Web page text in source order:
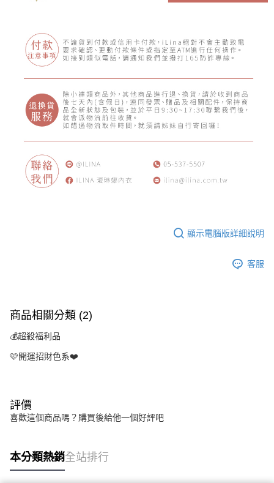
顯示電腦版詳細說明
客服
商品相關分類 (2)
💰超殺福利品
🩷開運招財色系❤️
評價
喜歡這個商品嗎？購買後給他一個好評吧
本分類熱銷全站排行